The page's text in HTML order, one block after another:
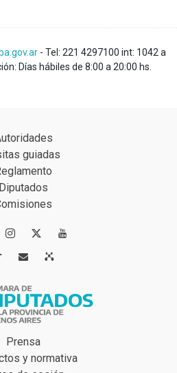
- Tel: 221 4297100 int: 1042 a
Días hábiles de 8:00 a 20:00 hs.
guiadas
Diputados

 
Prensa
y normativa